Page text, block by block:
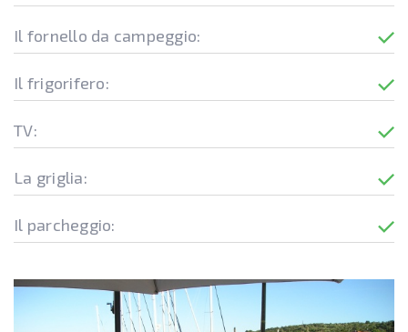
Il fornello da campeggio:
Il frigorifero:
TV:
La griglia:
Il parcheggio: